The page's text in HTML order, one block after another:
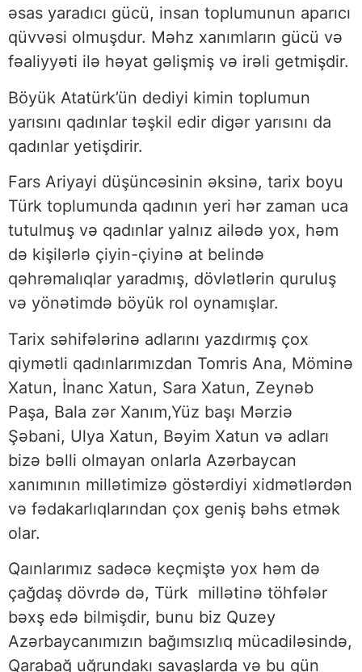
əsas yaradıcı gücü, insan toplumunun aparıcı
qüvvəsi olmuşdur. Məhz xanımların gücü və
fəaliyyəti ilə həyat gəlişmiş və irəli getmişdir.
Böyük Atatürk’ün dediyi kimin toplumun
yarısını qadınlar təşkil edir digər yarısını da
qadınlar yetişdirir.
Fars Ariyayi düşüncəsinin əksinə, tarix boyu
Türk toplumunda qadının yeri hər zaman uca
tutulmuş və qadınlar yalnız ailədə yox, həm
də kişilərlə çiyin-çiyinə at belində
qəhrəmalıqlar yaradmış, dövlətlərin quruluş
və yönətimdə böyük rol oynamışlar.
Tarix səhifələrinə adlarını yazdırmış çox
qiymətli qadınlarımızdan Tomris Ana, Möminə
Xatun, İnanc Xatun, Sara Xatun, Zeynəb
Paşa, Bala zər Xanım,Yüz başı Mərziə
Şəbani, Ulya Xatun, Bəyim Xatun və adları
bizə bəlli olmayan onlarla Azərbaycan
xanımının millətimizə göstərdiyi xidmətlərdən
və fədakarlıqlarından çox geniş bəhs etmək
olar.
Qaınlarımız sadəcə keçmiştə yox həm də
çağdaş dövrdə də, Türk millətinə töhfələr
bəxş edə bilmişdir, bunu biz Quzey
Azərbaycanımızın bağımsızlıq mücadiləsində,
Qarabağ uğrundakı savaşlarda və bu gün